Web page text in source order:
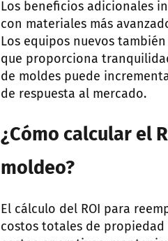
Los beneficios adicionales
con materiales más
Los equipos nuevos
que proporciona
de moldes puede
de respuesta al mercado.
¿Cómo calcular el
moldeo?
El cálculo del ROI para
costos totales de